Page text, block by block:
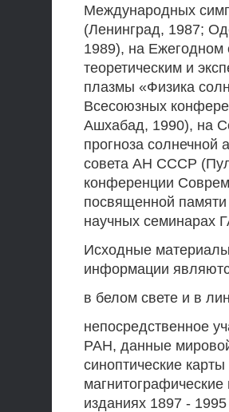
Международных
(Ленинград, 1987;
1989), на Ежегодном
теоретическим и
плазмы «Физика
Всесоюзных
Ашхабад, 1990), на
прогноза солнечной
совета АН СССР
конференции
посвященной
научных семинарах
Исходные
информации
в белом свете и в
непосредственное
РАН, данные мировой
синоптические
изданиях 1897 - 1995